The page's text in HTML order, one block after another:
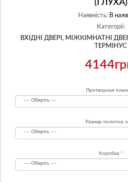
(ГЛУХА)
Наявність: В
Категорії:
ВХІДНІ ДВЕРІ, МІЖКІМНАТНІ
ТЕРМІНУС
Притворная
Размер полотна,
Коробка